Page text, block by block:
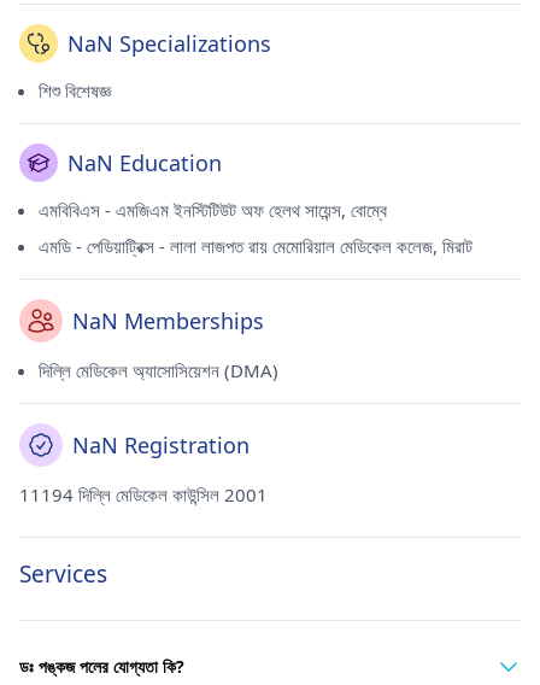
NaN Specializations
শিশু বিশেষজ্ঞ
NaN Education
এমবিবিএস - এমজিএম ইনস্টিটিউট অফ হেলথ সায়েন্স, বোম্বে
এমডি - পেডিয়াট্রিক্স - লালা লাজপত রায় মেমোরিয়াল মেডিকেল কলেজ, মিরাট
NaN Memberships
দিল্লি মেডিকেল অ্যাসোসিয়েশন (DMA)
NaN Registration
11194 দিল্লি মেডিকেল কাউন্সিল 2001
Services
ডঃ পঙ্কজ পলের যোগ্যতা কি?